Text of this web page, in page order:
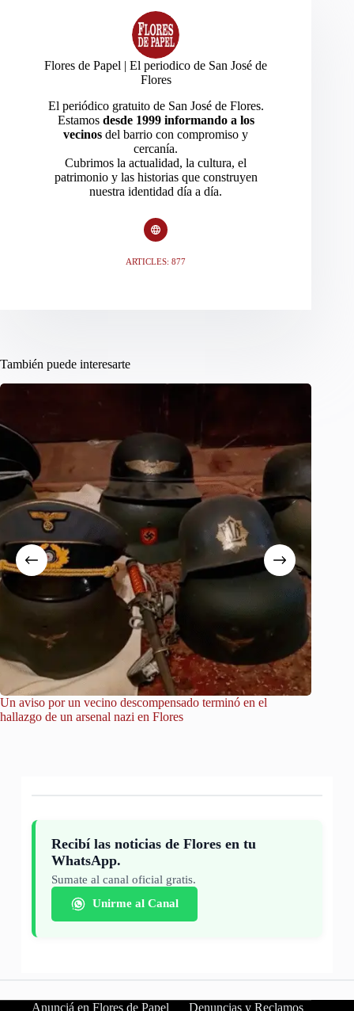
Flores de Papel | El periodico de San José de
Flores
El periódico gratuito de San José de Flores.
Estamos desde 1999 informando a los
vecinos del barrio con compromiso y
cercanía.
Cubrimos la actualidad, la cultura, el
patrimonio y las historias que construyen
nuestra identidad día a día.
ARTICLES: 877
También puede interesarte
Un aviso por un vecino descompensado terminó en el
hallazgo de un arsenal nazi en Flores
Recibí las noticias de Flores en tu
WhatsApp.
Sumate al canal oficial gratis.
Unirme al Canal
Anunciá en Flores de Papel Denuncias y Reclamos